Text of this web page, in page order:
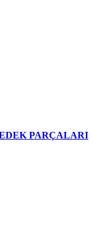
PARÇALARI